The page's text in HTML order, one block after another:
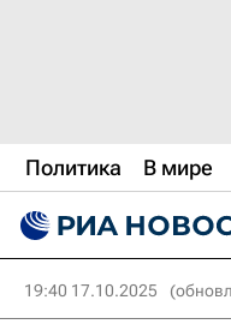
Политика В мире
19:40 17.10.2025